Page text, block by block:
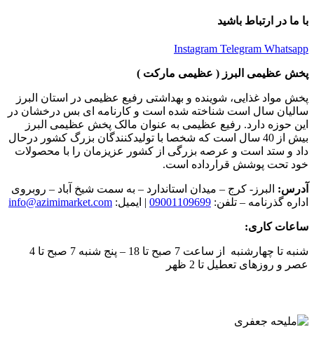
با ما در ارتباط باشید
Instagram Telegram Whatsapp
پخش عظیمی البرز ( عظیمی مارکت )
پخش مواد غذایی، شوینده و بهداشتی رفیع عظیمی در استان البرز
سالیان سال است شناخته شده است و کارنامه ای بس درخشان در
این حوزه دارد. رفیع عظیمی به عنوان مالک پخش عظیمی البرز
بیش از 40 سال است که شخصا با تولیدکنندگان بزرگ کشور درحال
داد و ستد است و عرصه بزرگی از کشور عزیزمان را با محصولات
خود تحت پوشش قرارداده است.
آدرس: البرز- کرج – میدان استاندارد – به سمت شیخ آباد – روبروی
اداره گذرنامه – تلفن: 09001109699 | ایمیل: info@azimimarket.com
ساعات کاری:
شنبه تا چهارشنبه از ساعت 7 صبح تا 18 – پنج شنبه 7 صبح تا 4
عصر و روزهای تعطیل تا 2 ظهر